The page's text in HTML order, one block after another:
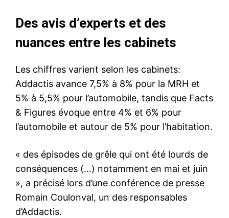
Des avis d’experts et des
nuances entre les cabinets
Les chiffres varient selon les cabinets:
Addactis avance 7,5% à 8% pour la MRH et
5% à 5,5% pour l’automobile, tandis que Facts
& Figures évoque entre 4% et 6% pour
l’automobile et autour de 5% pour l’habitation.
« des épisodes de grêle qui ont été lourds de
conséquences (…) notamment en mai et juin
», a précisé lors d’une conférence de presse
Romain Coulonval, un des responsables
d’Addactis.